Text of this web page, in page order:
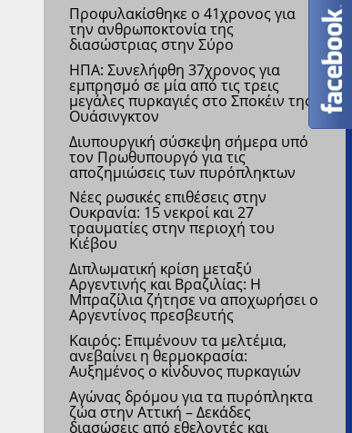
Προφυλακίσθηκε ο 41χρονος για
την ανθρωποκτονία της
διασώστριας στην Σύρο
ΗΠΑ: Συνελήφθη 37χρονος για
εμπρησμό σε μία από τις τρεις
μεγάλες πυρκαγιές στο Σποκέιν της
Ουάσινγκτον
Διυπουργική σύσκεψη σήμερα υπό
τον Πρωθυπουργό για τις
αποζημιώσεις των πυρόπληκτων
Νέες ρωσικές επιθέσεις στην
Ουκρανία: 15 νεκροί και 27
τραυματίες στην περιοχή του
Κιέβου
Διπλωματική κρίση μεταξύ
Αργεντινής και Βραζιλίας: Η
Μπραζίλια ζήτησε να αποχωρήσει ο
Αργεντίνος πρεσβευτής
Kαιρός: Επιμένουν τα μελτέμια,
ανεβαίνει η θερμοκρασία:
Αυξημένος ο κίνδυνος πυρκαγιών
Αγώνας δρόμου για τα πυρόπληκτα
ζώα στην Αττική – Δεκάδες
διασώσεις από εθελοντές και